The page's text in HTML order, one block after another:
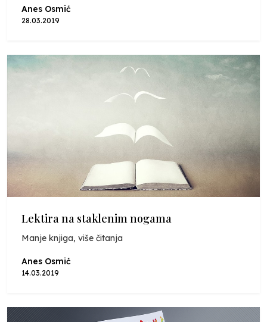
Anes Osmić
28.03.2019
Lektira na staklenim nogama
Manje knjiga, više čitanja
Anes Osmić
14.03.2019